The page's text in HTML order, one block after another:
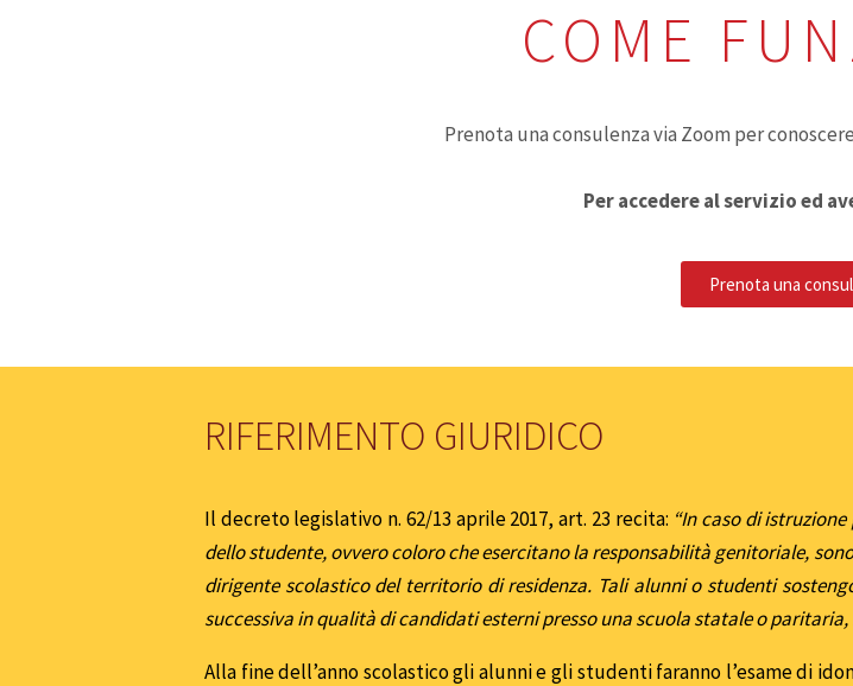
COME
Prenota una consulenza via Zoom per
Per accedere al servizio ed
Prenota una
RIFERIMENTO GIURIDICO
Il decreto legislativo n. 62/13 aprile 2017, art. 23 recita: “In caso di
dello studente, ovvero coloro che esercitano la responsabilità genitoriale,
dirigente scolastico del territorio di residenza. Tali alunni o studenti
successiva in qualità di candidati esterni presso una scuola statale o
Alla fine dell’anno scolastico gli alunni e gli studenti faranno l’esame di